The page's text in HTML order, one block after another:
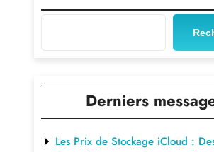
Derniers
Les Prix de Stockage iCloud :